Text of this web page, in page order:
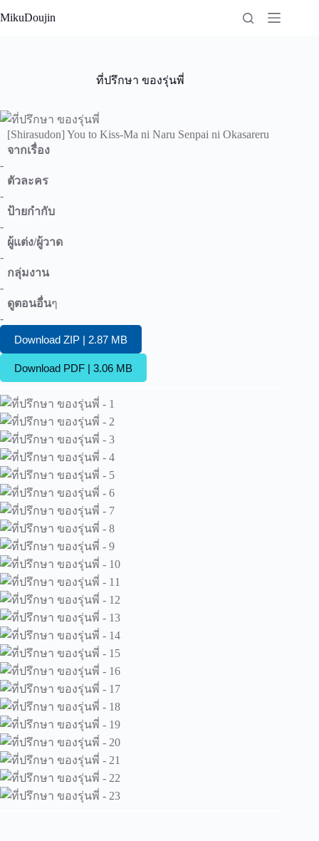
to
MikuDoujin
ที่ปรึกษา ของรุ่นพี่
[Shirasudon] You to Kiss-Ma ni Naru Senpai ni Okasareru
จากเรื่อง
-
ตัวละคร
-
ป้ายกำกับ
-
ผู้แต่ง/ผู้วาด
-
กลุ่มงาน
-
ดูตอนอื่นๆ
-
Download ZIP | 2.87 MB
Download PDF | 3.06 MB